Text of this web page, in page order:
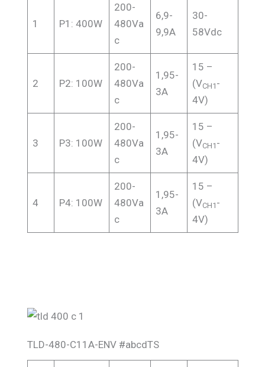
1 P1: 400W
200-
480Va
c
6,9-
9,9A
30-
58Vdc
2 P2: 100W
200-
480Va
c
1,95-
3A
15 –
(VCH1 -
4V)
3 P3: 100W
200-
480Va
c
1,95-
3A
15 –
(VCH1 -
4V)
4 P4: 100W
200-
480Va
c
1,95-
3A
15 –
(VCH1 -
4V)
TLD-480-C11A-ENV #abcdTS